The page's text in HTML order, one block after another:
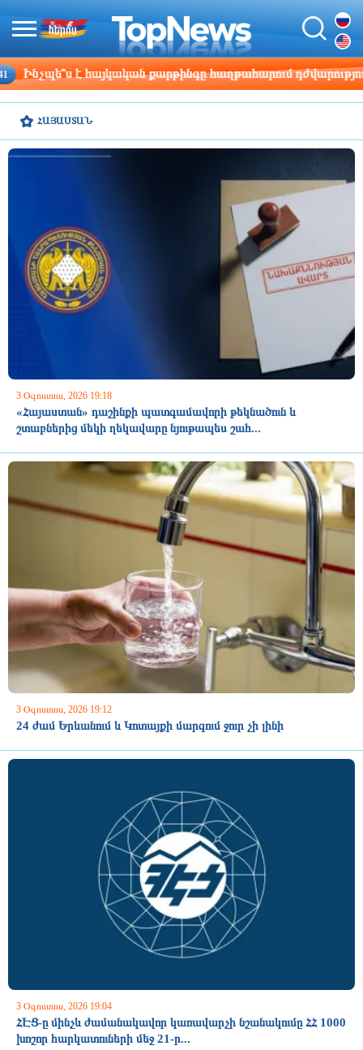
դժվարությունները 19:33 Շվեդիայի
ՀԱՅԱՍՏԱՆ
3 Օգոստոս, 2026 19:18
«Հայաստան» դաշինքի պատգամավորի թեկնածուն և
շտաբներից մեկի ղեկավարը նյութապես շահ...
3 Օգոստոս, 2026 19:12
24 ժամ Երևանում և Կոտայքի մարզում ջուր չի լինի
3 Օգոստոս, 2026 19:04
ՀԷՑ-ը մինչև ժամանակավոր կառավարչի նշանակումը ՀՀ 1000
խոշոր հարկատուների մեջ 21-ր...